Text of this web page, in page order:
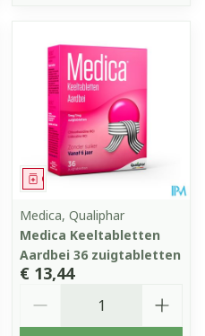
Geneesmiddel
Medica, Qualiphar
Medica Keeltabletten
Aardbei 36 zuigtabletten
€ 13,44